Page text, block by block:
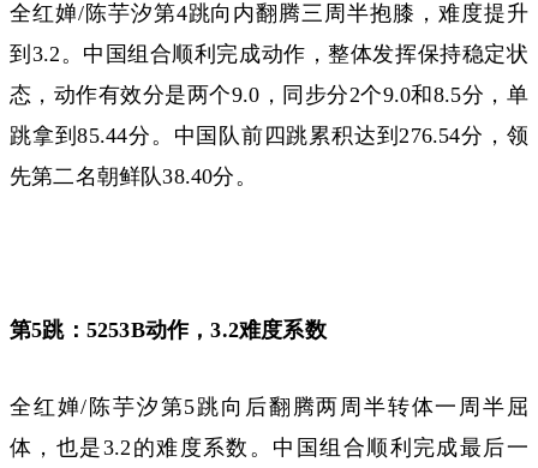
全红婵/陈芋汐第4跳向内翻腾三周半抱膝，难度提升
到3.2。中国组合顺利完成动作，整体发挥保持稳定状
态，动作有效分是两个9.0，同步分2个9.0和8.5分，单
跳拿到85.44分。中国队前四跳累积达到276.54分，领
先第二名朝鲜队38.40分。
第5跳：5253B动作，3.2难度系数
全红婵/陈芋汐第5跳向后翻腾两周半转体一周半屈
体，也是3.2的难度系数。中国组合顺利完成最后一